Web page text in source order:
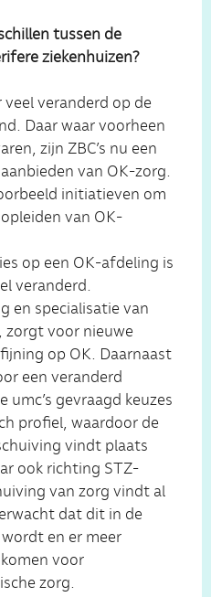
tussen de
ziekenhuizen?
veranderd op de
Daar waar voorheen
zijn ZBC’s nu een
van OK-zorg.
initiatieven om
van OK-
op een OK-afdeling is
veranderd.
en specialisatie van
zorgt voor nieuwe
op OK. Daarnaast
een veranderd
umc’s gevraagd keuzes
profiel, waardoor de
vindt plaats
ook richting STZ-
van zorg vindt al
dat dit in de
en er meer
voor
zorg.